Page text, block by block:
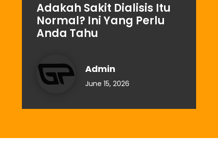
Adakah Sakit Dialisis Itu
Normal? Ini Yang Perlu
Anda Tahu
Admin
June 15, 2026